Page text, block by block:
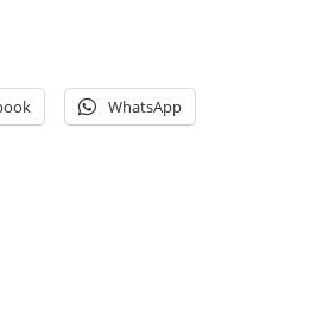
WhatsApp